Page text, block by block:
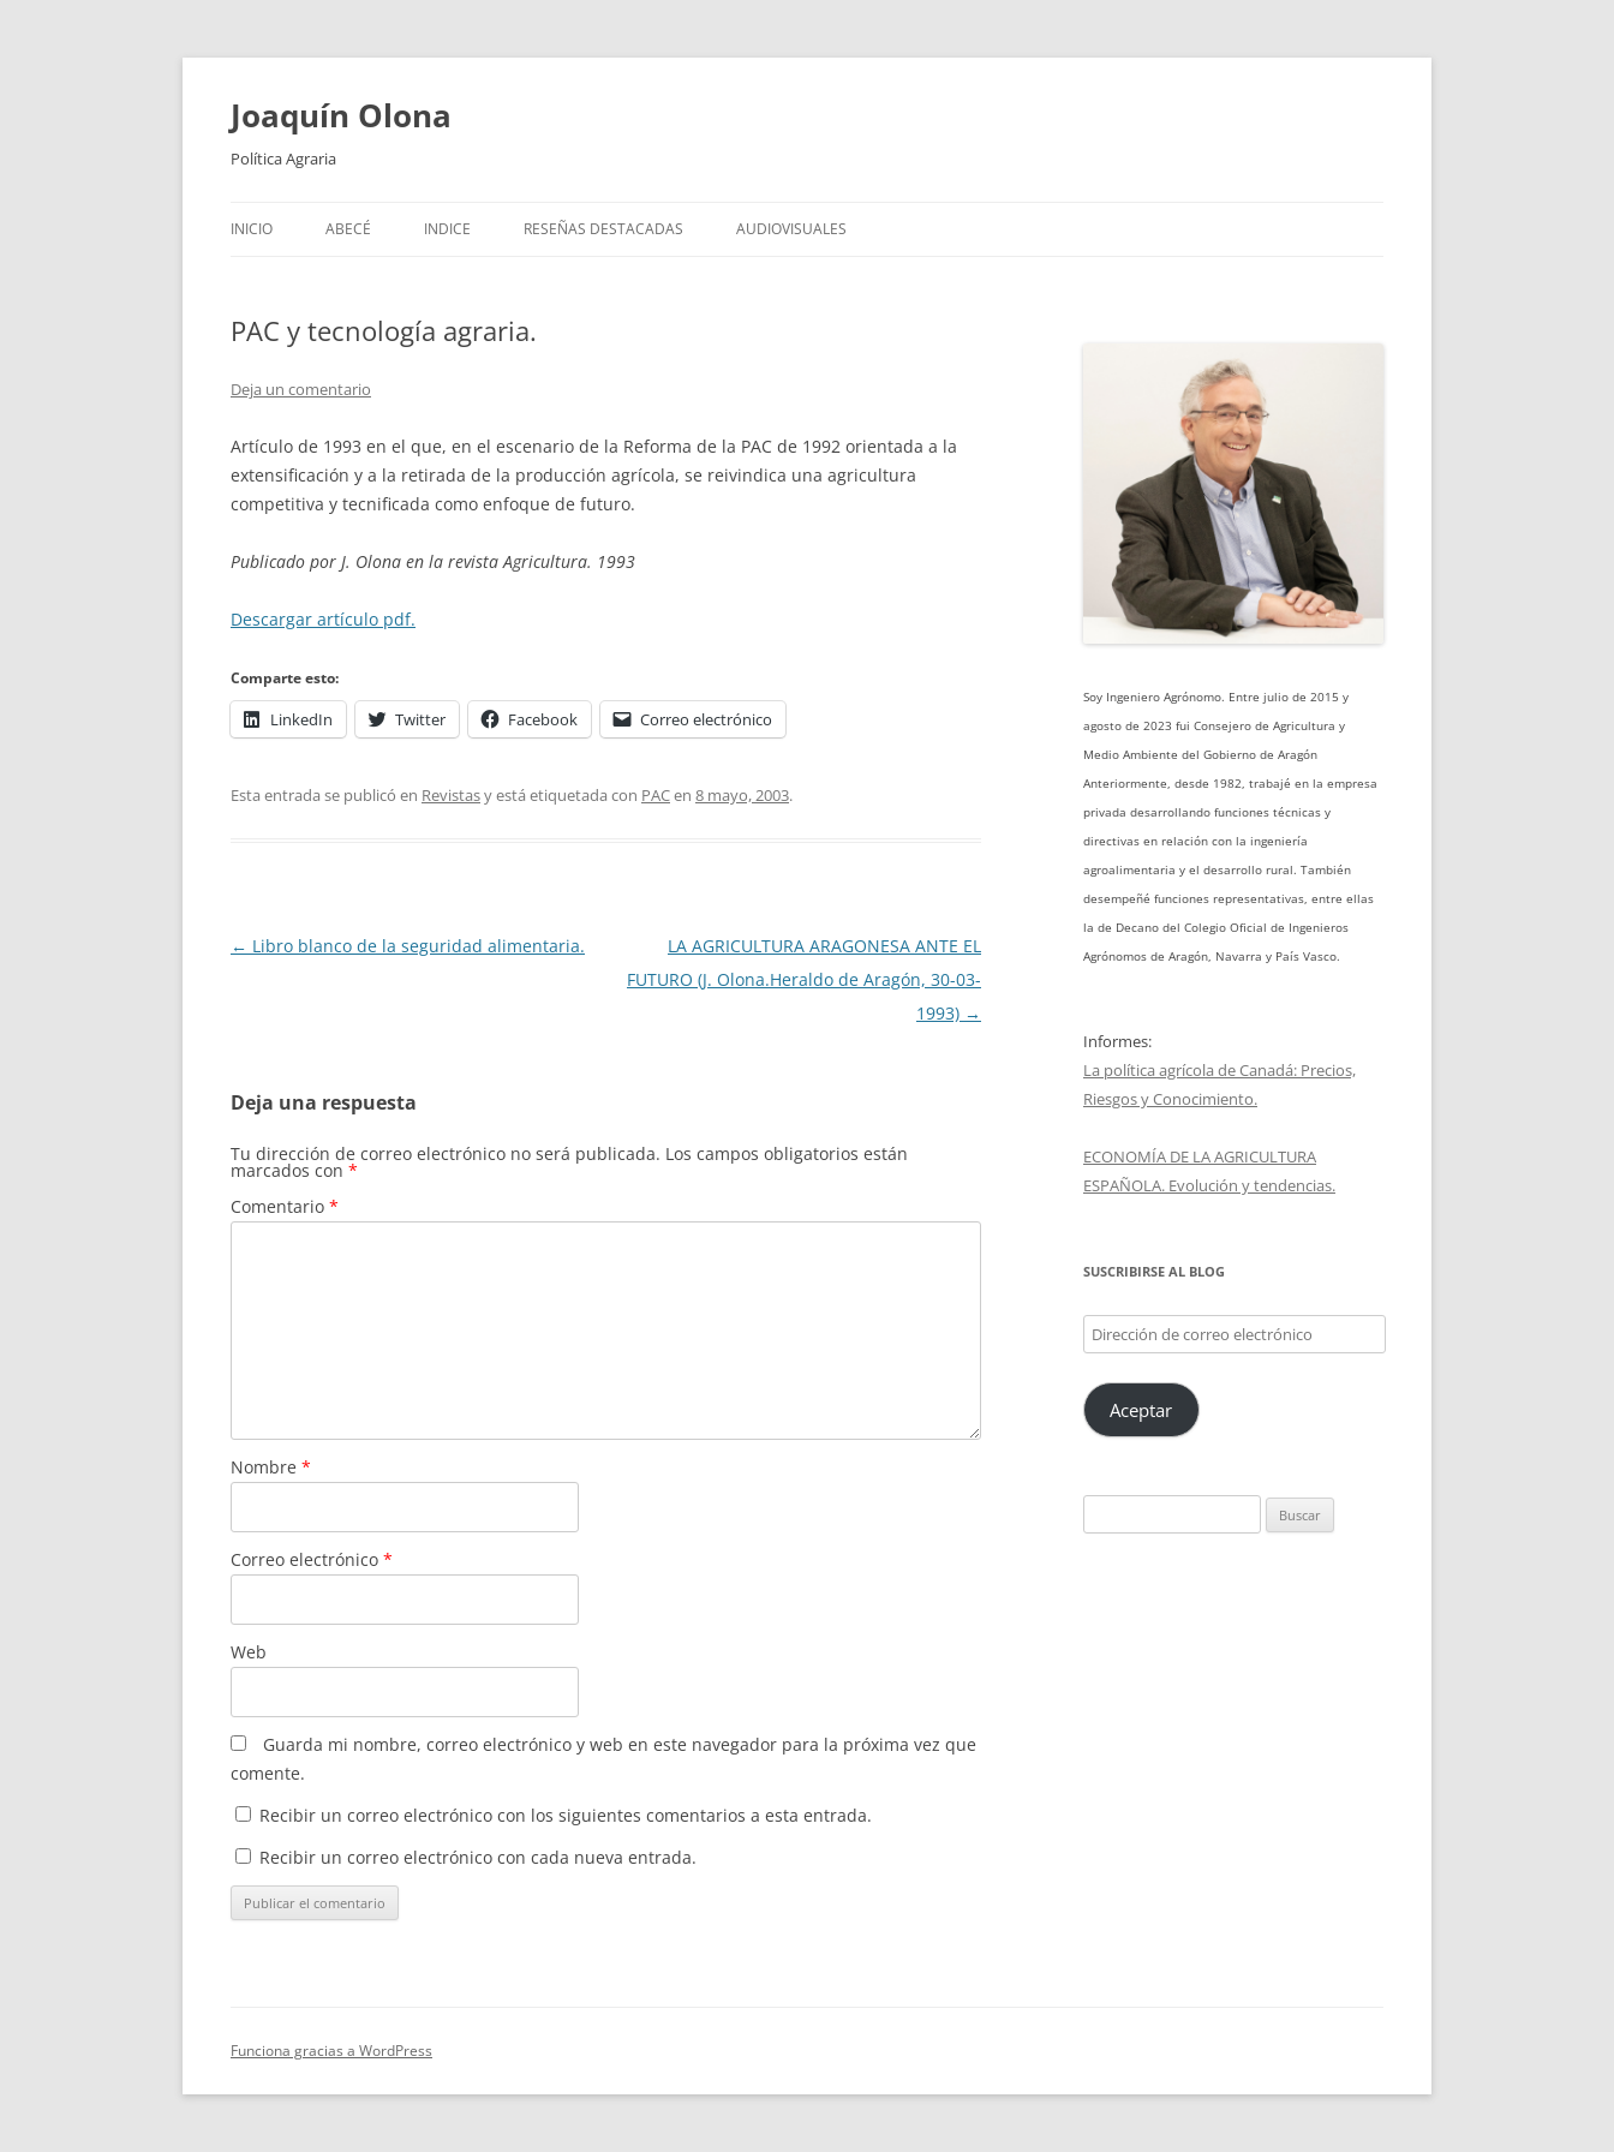
Joaquín Olona
Política Agraria
al
INICIO ABECÉ INDICE RESEÑAS DESTACADAS AUDIOVISUALES
PAC y tecnología agraria.
Deja un comentario
Artículo de 1993 en el que, en el escenario de la Reforma de la PAC de 1992 orientada a la
extensificación y a la retirada de la producción agrícola, se reivindica una agricultura
competitiva y tecnificada como enfoque de futuro.
Publicado por J. Olona en la revista Agricultura. 1993
Descargar artículo pdf.
Comparte esto:
LinkedIn Twitter Facebook Correo electrónico
Esta entrada se publicó en Revistasy está etiquetada con PACen 8 mayo, 2003.
Navegación
← Libro blanco de la seguridad alimentaria.
LA AGRICULTURA ARAGONESA ANTE EL
FUTURO (J. Olona.Heraldo de Aragón, 30-03-
1993) →
Deja una respuesta
Tu dirección de correo electrónico no será publicada. Los campos obligatorios están
marcados con *
Comentario *
Nombre *
Correo electrónico *
Web
Guarda mi nombre, correo electrónico y web en este navegador para la próxima vez que
comente.
Recibir un correo electrónico con los siguientes comentarios a esta entrada.
Recibir un correo electrónico con cada nueva entrada.
Soy Ingeniero Agrónomo. Entre julio de 2015 y
agosto de 2023 fui Consejero de Agricultura y
Medio Ambiente del Gobierno de Aragón
Anteriormente, desde 1982, trabajé en la empresa
privada desarrollando funciones técnicas y
directivas en relación con la ingeniería
agroalimentaria y el desarrollo rural. También
desempeñé funciones representativas, entre ellas
la de Decano del Colegio Oficial de Ingenieros
Agrónomos de Aragón, Navarra y País Vasco.
Informes:
La política agrícola de Canadá: Precios,
Riesgos y Conocimiento.
ECONOMÍA DE LA AGRICULTURA
ESPAÑOLA. Evolución y tendencias.
SUSCRIBIRSE AL BLOG
Dirección
de
correo
electrónico
Aceptar
Funciona gracias a WordPress